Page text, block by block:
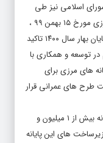
اسلامی نیز طی
بازدید میدانی از روند پیشرفت احداث پایانه مرزی مورخ ۱۵ بهمن ۹۹ ،
نسبت به تکمیل و بهره برداری از این پایانه تا پایان بهار سال ۱۴۰۰ تاکید
در توسعه و همکاری با
های مرزی برای
طرح های عمرانی قرار
وی بااشاره به جاذبه های گردشگری و تردد سالانه بیش از ۱ میلیون و
زیرساخت های این پایانه